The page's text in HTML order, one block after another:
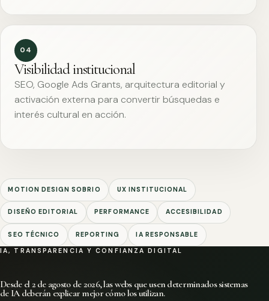
04
Visibilidad institucional
SEO, Google Ads Grants, arquitectura editorial y
activación externa para convertir búsquedas e
interés cultural en acción.
MOTION DESIGN SOBRIO UX INSTITUCIONAL
DISEÑO EDITORIAL PERFORMANCE ACCESIBILIDAD
SEO TÉCNICO REPORTING IA RESPONSABLE
IA, TRANSPARENCIA Y CONFIANZA DIGITAL
Desde el 2 de agosto de 2026, las webs que usen determinados sistemas
de IA deberán explicar mejor cómo los utilizan.